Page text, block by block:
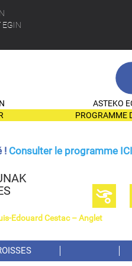
EGIN
ASTEKO
PROGRAMME
! Consulter le programme
Edouard Cestac – Anglet